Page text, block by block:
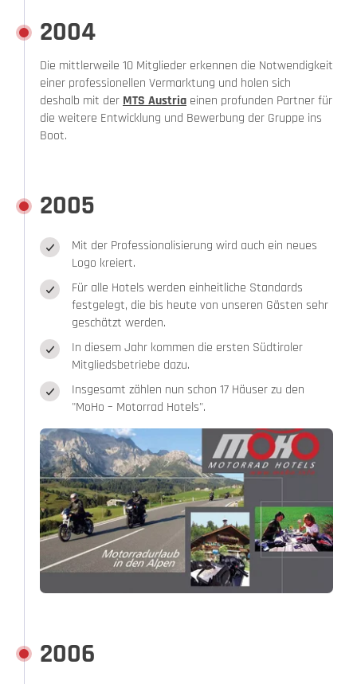
2004
Die mittlerweile 10 Mitglieder erkennen die Notwendigkeit
einer professionellen Vermarktung und holen sich
deshalb mit der MTS Austria einen profunden Partner für
die weitere Entwicklung und Bewerbung der Gruppe ins
Boot.
2005
Mit der Professionalisierung wird auch ein neues
Logo kreiert.
Für alle Hotels werden einheitliche Standards
festgelegt, die bis heute von unseren Gästen sehr
geschätzt werden.
In diesem Jahr kommen die ersten Südtiroler
Mitgliedsbetriebe dazu.
Insgesamt zählen nun schon 17 Häuser zu den
"MoHo – Motorrad Hotels".
2006